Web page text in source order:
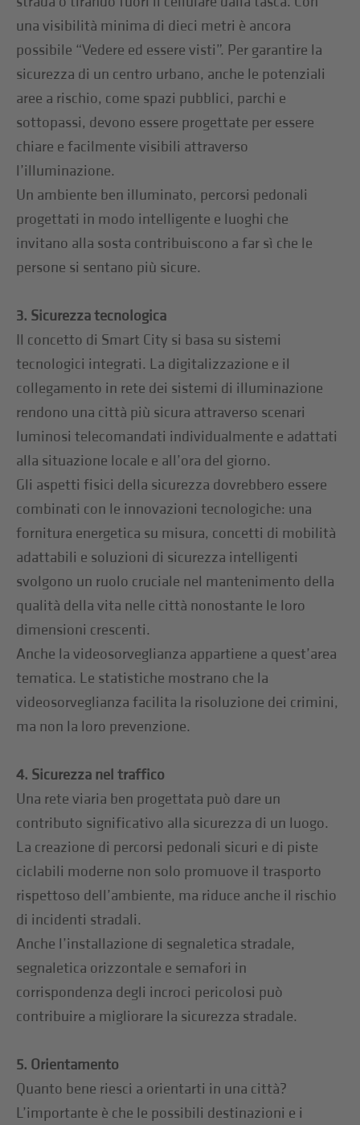
una visibilità minima di dieci metri è ancora
possibile “Vedere ed essere visti”. Per garantire la
sicurezza di un centro urbano, anche le potenziali
aree a rischio, come spazi pubblici, parchi e
sottopassi, devono essere progettate per essere
chiare e facilmente visibili attraverso
l’illuminazione.
Un ambiente ben illuminato, percorsi pedonali
progettati in modo intelligente e luoghi che
invitano alla sosta contribuiscono a far sì che le
persone si sentano più sicure.
3. Sicurezza tecnologica
Il concetto di Smart City si basa su sistemi
tecnologici integrati. La digitalizzazione e il
collegamento in rete dei sistemi di illuminazione
rendono una città più sicura attraverso scenari
luminosi telecomandati individualmente e adattati
alla situazione locale e all’ora del giorno.
Gli aspetti fisici della sicurezza dovrebbero essere
combinati con le innovazioni tecnologiche: una
fornitura energetica su misura, concetti di mobilità
adattabili e soluzioni di sicurezza intelligenti
svolgono un ruolo cruciale nel mantenimento della
qualità della vita nelle città nonostante le loro
dimensioni crescenti.
Anche la videosorveglianza appartiene a quest’area
tematica. Le statistiche mostrano che la
videosorveglianza facilita la risoluzione dei crimini,
ma non la loro prevenzione.
4. Sicurezza nel traffico
Una rete viaria ben progettata può dare un
contributo significativo alla sicurezza di un luogo.
La creazione di percorsi pedonali sicuri e di piste
ciclabili moderne non solo promuove il trasporto
rispettoso dell’ambiente, ma riduce anche il rischio
di incidenti stradali.
Anche l’installazione di segnaletica stradale,
segnaletica orizzontale e semafori in
corrispondenza degli incroci pericolosi può
contribuire a migliorare la sicurezza stradale.
5. Orientamento
Quanto bene riesci a orientarti in una città?
L’importante è che le possibili destinazioni e i